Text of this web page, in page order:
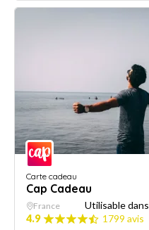
Carte cadeau
Cap Cadeau
France Utilisable dans
4.9
1799 avis